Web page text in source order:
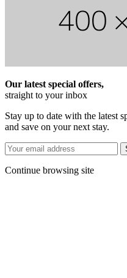
Our latest special offers,
straight to your inbox
Stay up to date with the latest
and save on your next stay.
Continue browsing site